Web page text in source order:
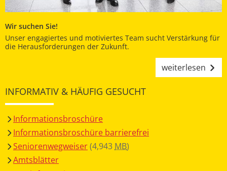
Wir suchen Sie!
Unser engagiertes und motiviertes Team sucht Verstärkung für
die Herausforderungen der Zukunft.
weiterlesen
INFORMATIV & HÄUFIG GESUCHT
Informationsbroschüre
Informationsbroschüre barrierefrei
Seniorenwegweiser(4,943 MB)
Amtsblätter